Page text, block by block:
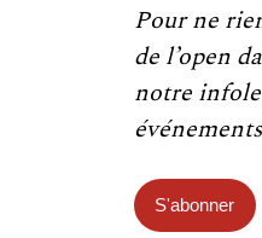
Pour ne
de l’open
notre
S'abonner